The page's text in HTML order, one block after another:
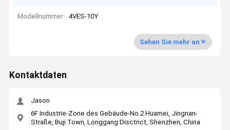
Modellnummer 4VES-10Y
Sehen Sie mehr an
Kontaktdaten
Jason
6F Industrie-Zone des Gebäude-No.2 Huamei, Jingnan-
Straße, Buji Town, Longgang Disctrict, Shenzhen, China